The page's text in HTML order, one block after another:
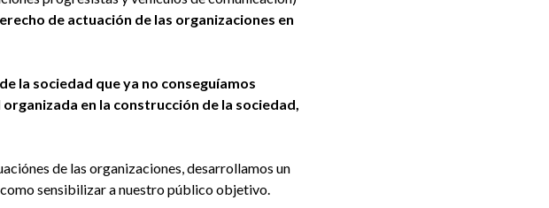
de actuación de las organizaciones en
la sociedad que ya no conseguíamos
en la construcción de la sociedad,
de las organizaciones, desarrollamos un
sensibilizar a nuestro público objetivo.